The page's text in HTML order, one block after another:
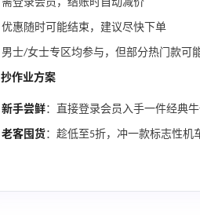
需登录会员，结账时自动减价
优惠随时可能结束，建议尽快下单
男士/女士专区均参与，但部分热门款可
抄作业方案
新手尝鲜：直接登录会员入手一件经典
老客囤货：趁低至5折，冲一款标志性机
adidas HK：精选正价产品促销！入球
2件8折 叠加满HK$1800-100
adidas HK